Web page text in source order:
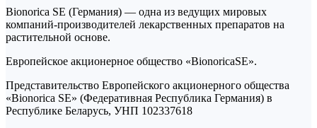
Bionorica SE (Германия) — одна из ведущих мировых
компаний-производителей лекарственных препаратов на
растительной основе.
Европейское акционерное общество «BionoricaSE».
Представительство Европейского акционерного общества
«Bionorica SE» (Федеративная Республика Германия) в
Республике Беларусь, УНП 102337618